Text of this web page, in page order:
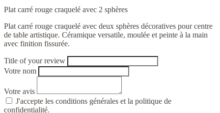
Plat carré rouge craquelé avec 2 sphères
Plat carré rouge craquelé avec deux sphères décoratives pour centre
de table artistique. Céramique versatile, moulée et peinte à la main
avec finition fissurée.
Title of your review
Votre nom
Votre avis
J'accepte les conditions générales et la politique de
confidentialité.